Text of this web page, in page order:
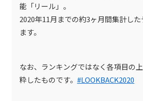
能「リール」。
2020年11月までの約3ヶ月間集計し
ます。
なお、ランキングではなく各項目の
粋したものです。 #LOOKBACK2020